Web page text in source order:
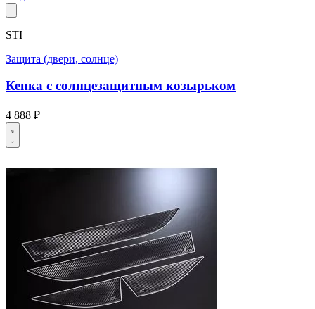
STI
Защита (двери, солнце)
Кепка с солнцезащитным козырьком
4 888 ₽